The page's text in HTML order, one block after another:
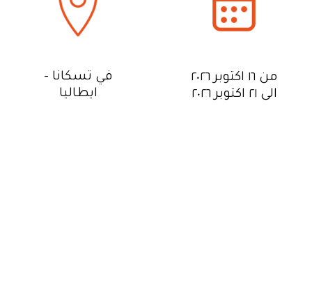
- في تسكانا
ايطاليا
من ١٦ اكتوبر ٢٠٢٦
الى ٢١ اكتوبر ٢٠٢٦